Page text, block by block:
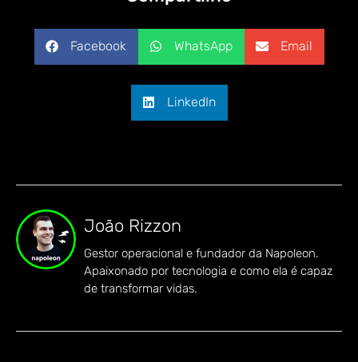
Facebook WhatsApp Email
LinkedIn
João Rizzon
Gestor operacional e fundador da Napoleon.
Apaixonado por tecnologia e como ela é capaz
de transformar vidas.